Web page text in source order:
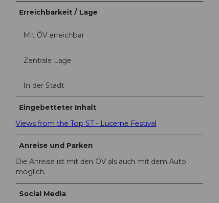
Erreichbarkeit / Lage
Mit ÖV erreichbar
Zentrale Lage
In der Stadt
Eingebetteter Inhalt
Views from the Top ST - Lucerne Festival
Anreise und Parken
Die Anreise ist mit den ÖV als auch mit dem Auto
möglich.
Social Media